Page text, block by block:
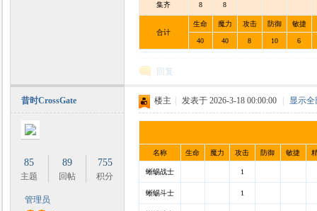
集齐 8 8
合计
生命 魔力 攻击 防御 敏捷
40 40 8 10 6
回复
昔时CrossGate
85
主题
89
回帖
755
积分
管理员
楼主 发表于 2026-3-18 00:00:00 显示
名称 生命 魔力 攻击 防御 敏捷
蜥蜴战士 1
蜥蜴斗士 1